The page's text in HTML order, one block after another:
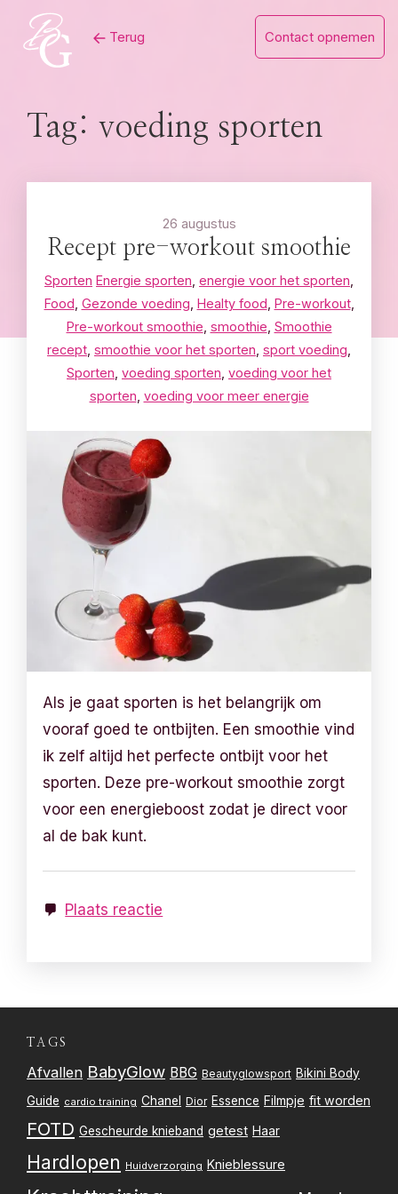
content
Terug Contact opnemen
Tag: voeding sporten
26 augustus
Recept pre-workout smoothie
Sporten Energie sporten energie voor het sporten
Food Gezonde voeding Healty food Pre-workout,
Pre-workout smoothie smoothie Smoothie
recept smoothie voor het sporten sport voeding
Sporten voeding sporten voeding voor het
sporten voeding voor meer energie
Als je gaat sporten is het belangrijk om
vooraf goed te ontbijten. Een smoothie vind
ik zelf altijd het perfecte ontbijt voor het
sporten. Deze pre-workout smoothie zorgt
voor een energieboost zodat je direct voor
al de bak kunt.
Plaats reactie
TAGS
Afvallen BabyGlow BBG Beautyglowsport Bikini Body
Guide cardio training Chanel Dior Essence Filmpje fit worden
FOTD Gescheurde knieband getest Haar
Hardlopen Huidverzorging Knieblessure